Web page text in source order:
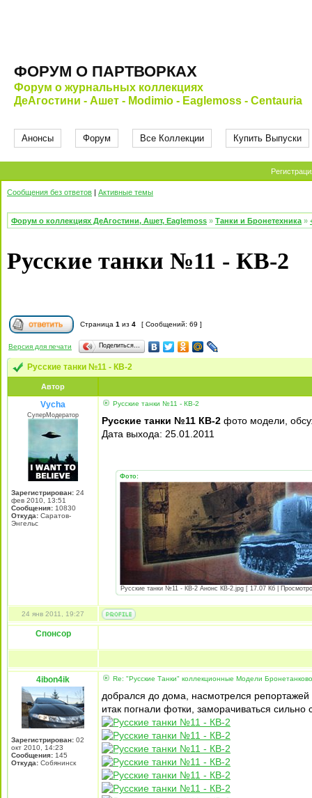
ФОРУМ О ПАРТВОРКАХ
Форум о журнальных коллекциях
ДеАгостини - Ашет - Modimio - Eaglemoss - Centauria
Анонсы Форум Все Коллекции Купить Выпуски
Сообщения без ответов | Активные темы
Форум о коллекциях ДеАгостини, Ашет, Eaglemoss » Танки и Бронетехника »
Русские танки №11 - КВ-2
Страница 1 из 4 [ Сообщений: 69 ]
Версия для печати Поделиться…
Русские танки №11 - КВ-2
Автор
Vycha
СуперМодератор
Зарегистрирован: 24
фев 2010, 13:51
Сообщения: 10830
Откуда: Саратов-
Энгельс
Русские танки №11 - КВ-2
Русские танки №11 КВ-2 фото модели,
Дата выхода: 25.01.2011
Фото:
Русские танки №11 - КВ-2 Анонс КВ-2.jpg [ 17.07 Кб |
24 янв 2011, 19:27
Спонсор
4ibon4ik
Зарегистрирован: 02
окт 2010, 14:23
Сообщения: 145
Откуда: Собянинск
Re: "Русские Танки" коллекционные Модели
добрался до дома, насмотрелся
итак погнали фотки, заморачиваться